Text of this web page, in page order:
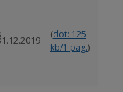
(dot: 125
kb/1 pag.)